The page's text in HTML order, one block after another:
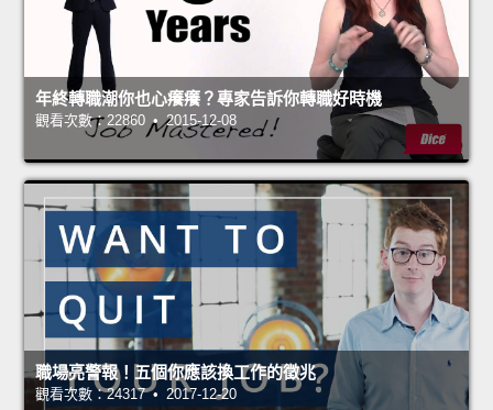
年終轉職潮你也心癢癢？專家告訴你轉職好時機
觀看次數：22860 • 2015-12-08
職場亮警報！五個你應該換工作的徵兆
觀看次數：24317 • 2017-12-20